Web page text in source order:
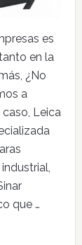
es
en la
¿No
a
Leica
que …